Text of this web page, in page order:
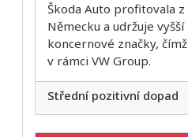
Škoda Auto profitovala
Německu a udržuje
koncernové značky,
v rámci VW Group.
Střední pozitivní dopad